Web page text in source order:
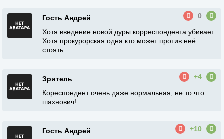
Гость Андрей
0
Хотя введение новой дуры корреспондента убивает.
Хотя прокурорская одна кто может против неё
стоять...
Зритель
+4
Кореспондент очень даже нормальная, не то что
шахнович!
Гость Андрей +10